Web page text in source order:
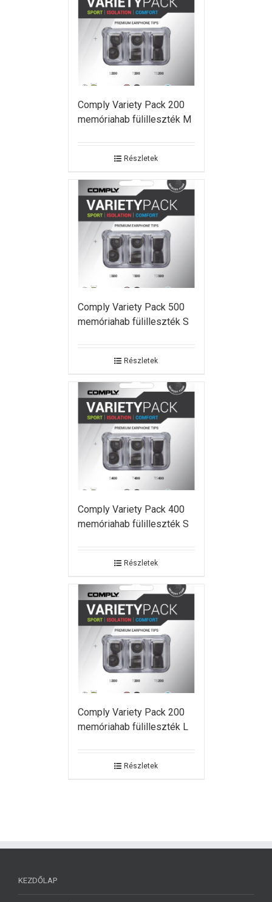
Comply Variety Pack 200
memóriahab fülilleszték M
Részletek
Comply Variety Pack 500
memóriahab fülilleszték S
Részletek
Comply Variety Pack 400
memóriahab fülilleszték S
Részletek
Comply Variety Pack 200
memóriahab fülilleszték L
Részletek
KEZDŐLAP